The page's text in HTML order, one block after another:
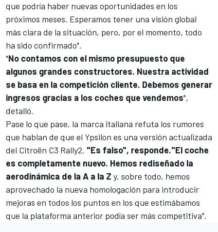
que podría haber nuevas oportunidades en los
próximos meses. Esperamos tener una visión global
más clara de la situación, pero, por el momento, todo
ha sido confirmado".
"No contamos con el mismo presupuesto que
algunos grandes constructores. Nuestra actividad
se basa en la competición cliente. Debemos generar
ingresos gracias a los coches que vendemos",
detalló.
Pase lo que pase, la marca italiana refuta los rumores
que hablan de que el Ypsilon es una versión actualizada
del Citroën C3 Rally2. "Es falso", responde."El coche
es completamente nuevo. Hemos rediseñado la
aerodinámica de la A a la Z y, sobre todo, hemos
aprovechado la nueva homologación para introducir
mejoras en todos los puntos en los que estimábamos
que la plataforma anterior podía ser más competitiva".